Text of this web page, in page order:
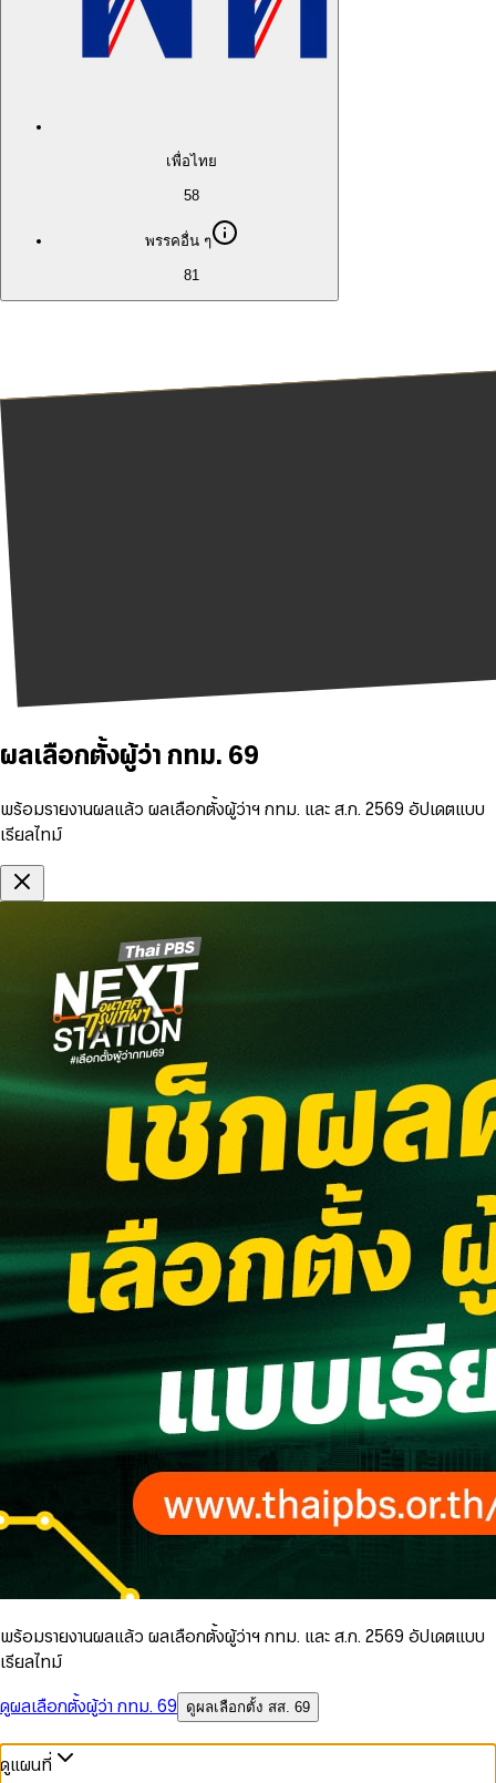
เพื่อไทย
58
พรรคอื่น ๆ
81
ผลเลือกตั้งผู้ว่า กทม. 69
พร้อมรายงานผลแล้ว ผลเลือกตั้งผู้ว่าฯ กทม. และ ส.ก. 2569 อัปเดตแบบ
เรียลไทม์
พร้อมรายงานผลแล้ว ผลเลือกตั้งผู้ว่าฯ กทม. และ ส.ก. 2569 อัปเดตแบบ
เรียลไทม์
ดูผลเลือกตั้งผู้ว่า กทม. 69
ดูผลเลือกตั้ง สส. 69
ดูแผนที่